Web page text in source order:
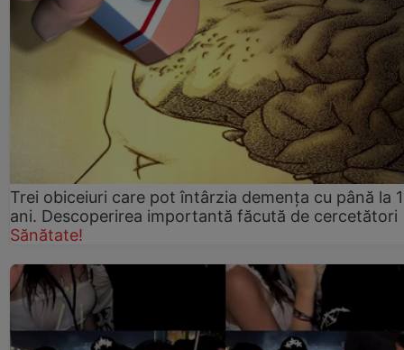
Trei obiceiuri care pot întârzia demența cu până la
ani. Descoperirea importantă făcută de cercetători
Sănătate!